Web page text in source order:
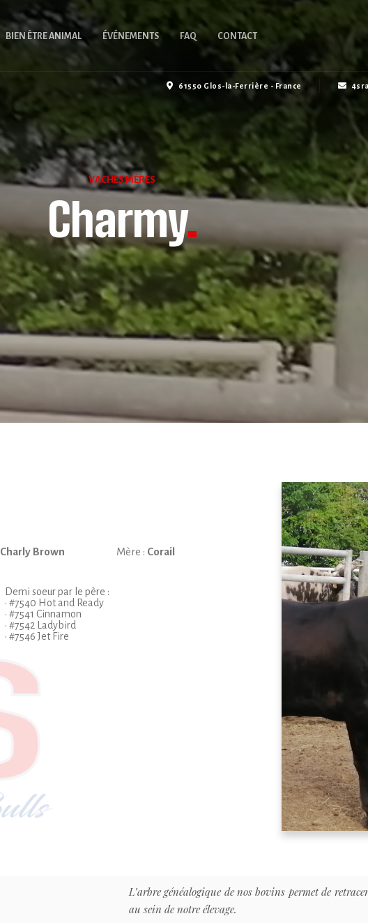
BIEN ÊTRE ANIMAL ÉVÉNEMENTS FAQ CONTACT
61550 Glos-la-Ferrière - France
VACHES MÈRES
Charmy.
Charly Brown Mère : Corail
Demi soeur par le père :
• #7540 Hot and Ready
• #7541 Cinnamon
• #7542 Ladybird
• #7546 Jet Fire
L’arbre généalogique de nos bovins permet de
au sein de notre élevage.